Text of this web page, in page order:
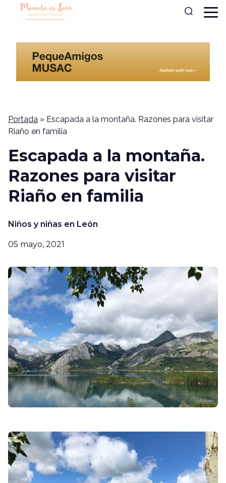
Portada » Escapada a la montaña. Razones para visitar
Riaño en familia
Escapada a la montaña.
Razones para visitar
Riaño en familia
Niños y niñas en León
05 mayo, 2021